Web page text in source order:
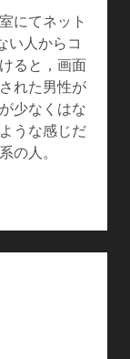
にてネット
い人からコ
ると，画面
れた男性が
少なくはな
うな感じだ
の人。